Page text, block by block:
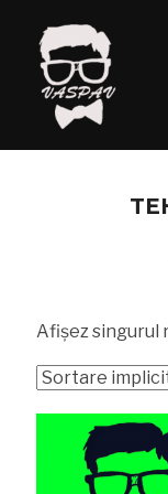
Afișez singurul